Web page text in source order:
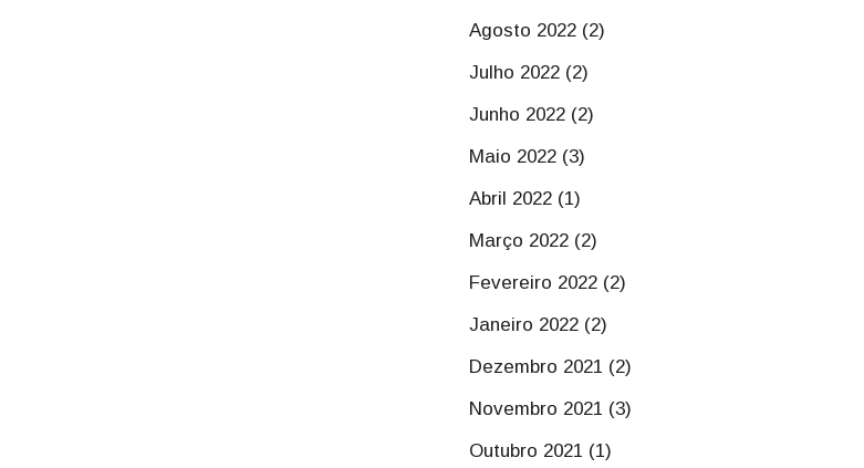
Agosto 2022 (2)
Julho 2022 (2)
Junho 2022 (2)
Maio 2022 (3)
Abril 2022 (1)
Março 2022 (2)
Fevereiro 2022 (2)
Janeiro 2022 (2)
Dezembro 2021 (2)
Novembro 2021 (3)
Outubro 2021 (1)